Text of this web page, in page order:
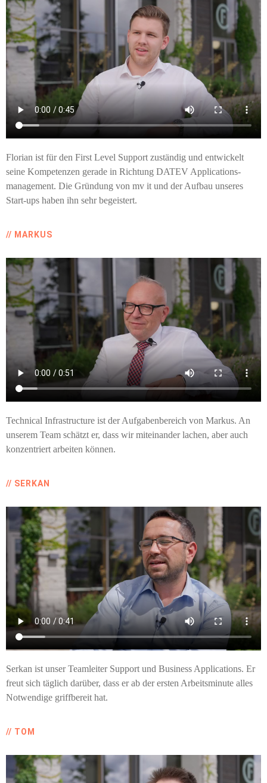
Florian ist für den First Level Support zuständig und entwickelt
seine Kompetenzen gerade in Richtung DATEV Applications­
management. Die Gründung von mv it und der Aufbau unseres
Start-ups haben ihn sehr begeistert.
// MARKUS
Technical Infrastructure ist der Aufgabenbereich von Markus. An
unserem Team schätzt er, dass wir miteinander lachen, aber auch
konzentriert arbeiten können.
// SERKAN
Serkan ist unser Teamleiter Support und Business Applications. Er
freut sich täglich darüber, dass er ab der ersten Arbeitsminute alles
Notwendige griffbereit hat.
// TOM